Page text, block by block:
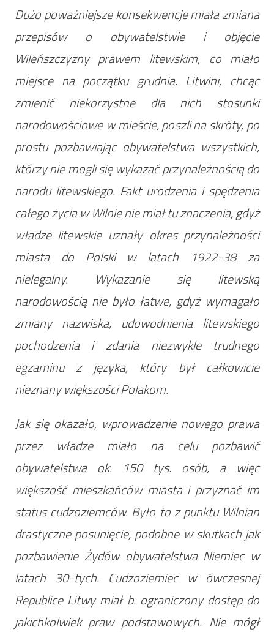
Dużo poważniejsze konsekwencje miała zmiana
przepisów o obywatelstwie i objęcie
Wileńszczyzny prawem litewskim, co miało
miejsce na początku grudnia. Litwini, chcąc
zmienić niekorzystne dla nich stosunki
narodowościowe w mieście, poszli na skróty, po
prostu pozbawiając obywatelstwa wszystkich,
którzy nie mogli się wykazać przynależnością do
narodu litewskiego. Fakt urodzenia i spędzenia
całego życia w Wilnie nie miał tu znaczenia, gdyż
władze litewskie uznały okres przynależności
miasta do Polski w latach 1922-38 za
nielegalny. Wykazanie się litewską
narodowością nie było łatwe, gdyż wymagało
zmiany nazwiska, udowodnienia litewskiego
pochodzenia i zdania niezwykle trudnego
egzaminu z języka, który był całkowicie
nieznany większości Polakom.
Jak się okazało, wprowadzenie nowego prawa
przez władze miało na celu pozbawić
obywatelstwa ok. 150 tys. osób, a więc
większość mieszkańców miasta i przyznać im
status cudzoziemców. Było to z punktu Wilnian
drastyczne posunięcie, podobne w skutkach jak
pozbawienie Żydów obywatelstwa Niemiec w
latach 30-tych. Cudzoziemiec w ówczesnej
Republice Litwy miał b. ograniczony dostęp do
jakichkolwiek praw podstawowych. Nie mógł